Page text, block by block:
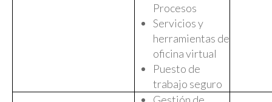
Procesos
Servicios y
herramientas de
oficina virtual
Puesto de
trabajo seguro